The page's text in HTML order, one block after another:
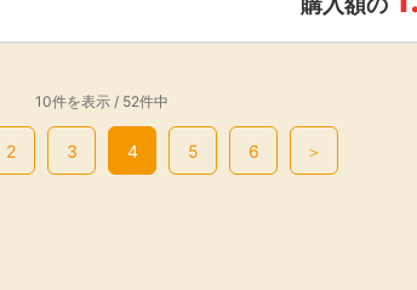
10件を表示 / 52件中
2 3 4 5 6 ＞